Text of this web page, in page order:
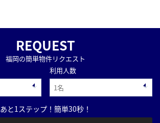
REQUEST
福岡の簡単物件リクエスト
利用人数
あと1ステップ！簡単30秒！